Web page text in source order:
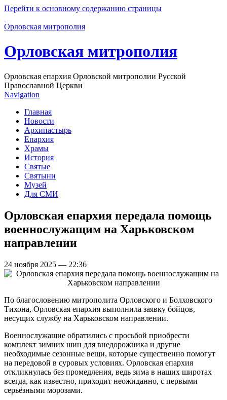
Перейти к основному содержанию страницы
Орловская митрополия
Орловская митрополия
Орловская епархия Орловской митрополии Русской
Православной Церкви
Navigation
Главная
Новости
Архипастырь
Епархия
Храмы
История
Святые
Святыни
Музей
Для СМИ
Орловская епархия передала помощь
военнослужащим на Харьковском
направлении
24 ноября 2025 — 22:36
По благословению митрополита Орловского и Болховского
Тихона, Орловская епархия выполнила заявку бойцов,
несущих службу на Харьковском направлении.
Военнослужащие обратились с просьбой приобрести
комплект зимних шин для внедорожника и другие
необходимые сезонные вещи, которые существенно помогут
на передовой в суровых условиях. Орловская епархия
откликнулась без промедления, ведь зима в наших широтах
всегда, как известно, приходит неожиданно, с первыми
серьёзными морозами.